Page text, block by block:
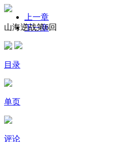
山海逆战第6回
上一章
下一章
目录
单页
评论